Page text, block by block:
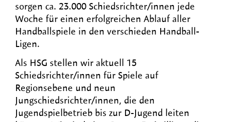
sorgen ca. 23.000 Schiedsrichter/innen jede
Woche für einen erfolgreichen Ablauf aller
Handballspiele in den verschieden Handball-
Ligen.
Als HSG stellen wir aktuell 15
Schiedsrichter/innen für Spiele auf
Regionsebene und neun
Jungschiedsrichter/innen, die den
Jugendspielbetrieb bis zur D-Jugend leiten